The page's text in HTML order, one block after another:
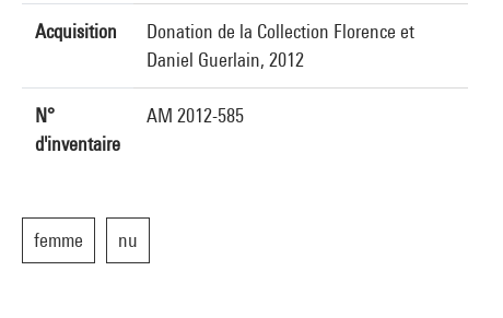
Acquisition
Donation de la Collection Florence et
Daniel Guerlain, 2012
N°
d'inventaire
AM 2012-585
femme nu